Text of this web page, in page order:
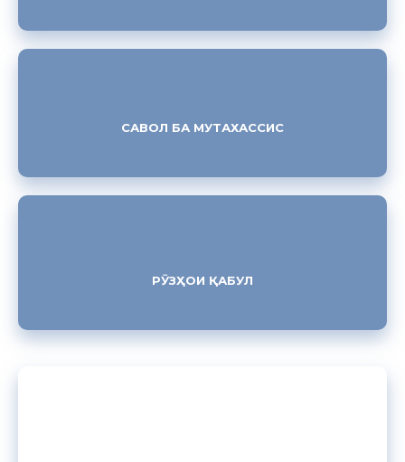
САВОЛ БА МУТАХАССИС
РӮЗҲОИ ҚАБУЛ